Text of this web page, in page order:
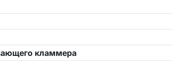
кламмера